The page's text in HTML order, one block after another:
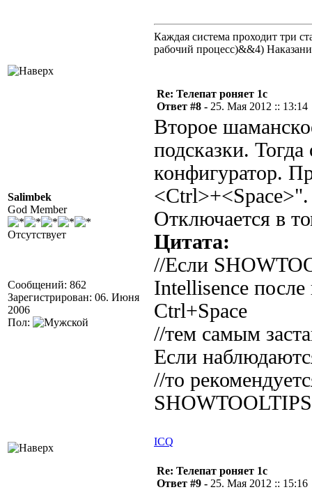
Каждая система проходит три
рабочий процесс)&&4)
Salimbek
God Member
Отсутствует
Сообщений: 862
Зарегистрирован: 06. Июня
2006
Пол:
Re: Телепат роняет 1с
Ответ #8 - 25. Мая 2012 :: 13:14
Второе
подсказки.
конфигуратор.
<Ctrl>+<Space>".
Отключается в
Цитата:
//Если
Intellisence после
Ctrl+Space
//тем самым
Если
//то
ICQ
Re: Телепат роняет 1с
Ответ #9 - 25. Мая 2012 :: 15:16